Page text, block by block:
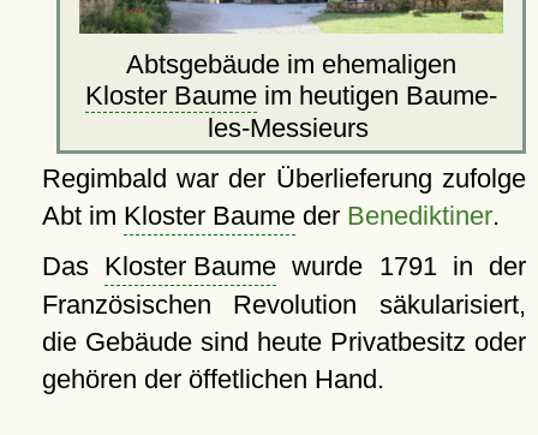
Abtsgebäude im ehemaligen
Kloster Baume im heutigen Baume-
les-Messieurs
Regimbald war der Überlieferung zufolge
Abt im Kloster Baumeder Benediktiner.
Das Kloster Baume wurde 1791 in der
Französischen Revolution säkularisiert,
die Gebäude sind heute Privatbesitz oder
gehören der öffetlichen Hand.